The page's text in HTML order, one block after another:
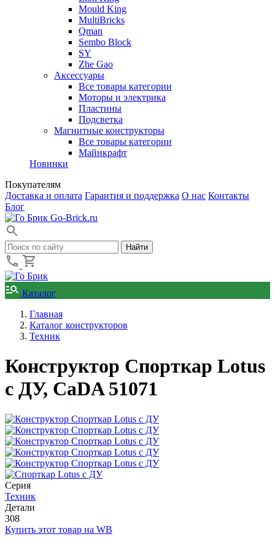
Mould King
MultiBricks
Qman
Sembo Block
SY
Zhe Gao
Аксессуары
Все товары категории
Моторы и электрика
Пластины
Подсветка
Магнитные конструкторы
Все товары категории
Майнкрафт
Новинки
Покупателям
Доставка и оплата Гарантия и поддержка О нас Контакты
Блог
Go-Brick.ru
Каталог
Главная
Каталог конструкторов
Техник
Конструктор Спорткар Lotus
с ДУ, CaDA 51071
Серия
Техник
Детали
308
Купить этот товар на WB